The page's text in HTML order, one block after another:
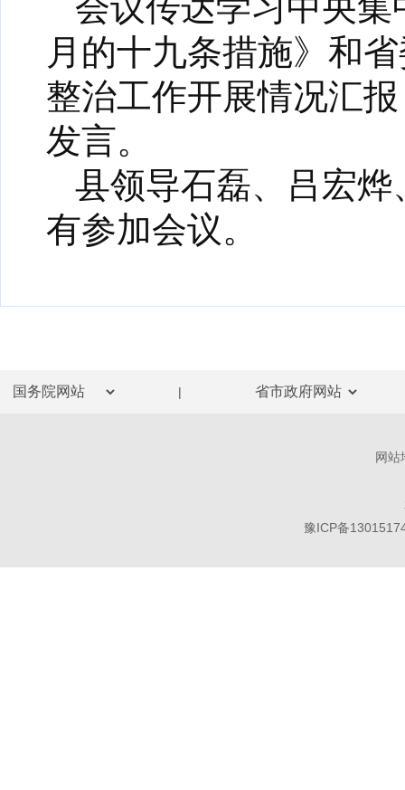
月的十九条措施》和
整治工作开展情况汇
发言。
县领导石磊、吕宏
有参加会议。
|
网站
豫ICP备